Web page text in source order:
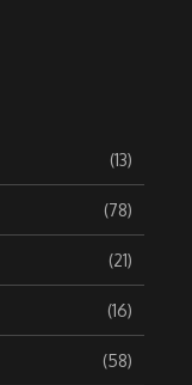
(13)
(78)
(21)
(16)
(58)